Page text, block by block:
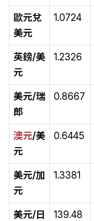
歐元兌
美元
1.0724
英鎊/美
元
1.2326
美元/瑞
郎
0.8667
澳元/美
元
0.6445
美元/加
元
1.3381
美元/日
139.48